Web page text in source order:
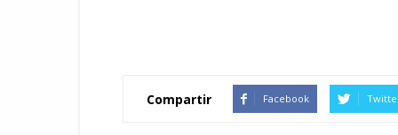
Compartir Facebook